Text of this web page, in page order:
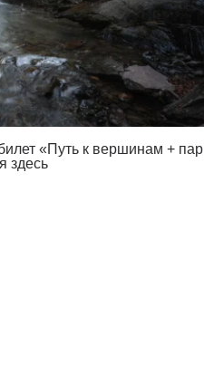
«Путь к вершинам +